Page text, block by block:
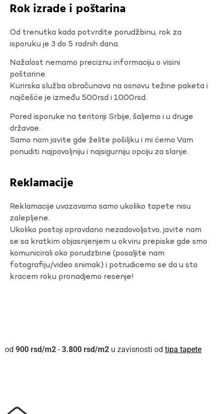
Rok izrade i poštarina
Od trenutka kada potvrdite porudžbinu, rok za
isporuku je 3 do 5 radnih dana.
Nažalost nemamo preciznu informaciju o visini
poštarine.
Kurirska služba obračunava na osnovu težine paketa i
najčešće je između 500rsd i 1000rsd.
Pored isporuke na teritoriji Srbije, šaljemo i u druge
državae.
Samo nam javite gde želite pošiljku i mi ćemo Vam
ponuditi najpovoljniju i najsigurniju opciju za slanje.
Reklamacije
Reklamacije uvazavamo samo ukoliko tapete nisu
zalepljene.
Ukoliko postoji opravdano nezadovoljstvo, javite nam
se sa kratkim objasnjenjem u okviru prepiske gde smo
komunicirali oko porudzbine (posaljite nam
fotografiju/video snimak) i potrudicemo se da u sto
kracem roku pronadjemo resenje!
900 rsd - 3.800 rsd u zavisnosti od tipa tapete